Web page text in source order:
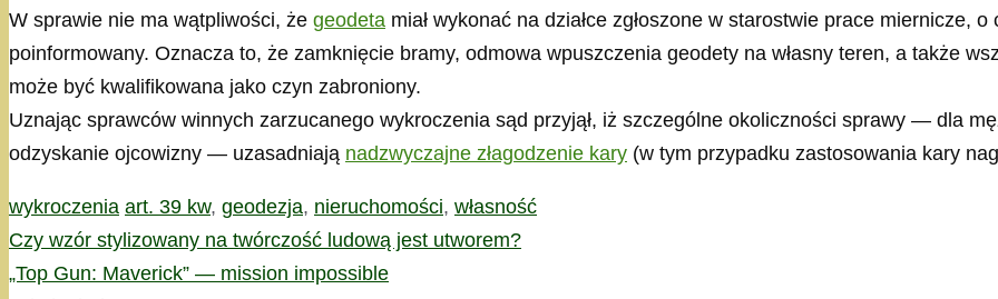
W sprawie nie ma wątpliwości, że geodeta miał wykonać na działce zgłoszone w starostwie prace miernicze,
poinformowany. Oznacza to, że zamknięcie bramy, odmowa wpuszczenia geodety na własny teren, a także
może być kwalifikowana jako czyn zabroniony.
Uznając sprawców winnych zarzucanego wykroczenia sąd przyjął, iż szczególne okoliczności sprawy — dla
odzyskanie ojcowizny — uzasadniają nadzwyczajne złagodzenie kary (w tym przypadku zastosowania kary
Kategorie
wykroczenia Tagi
art. 39 kw, geodezja, nieruchomości, własność
Czy wzór stylizowany na twórczość ludową jest utworem?
„Top Gun: Maverick” — mission impossible